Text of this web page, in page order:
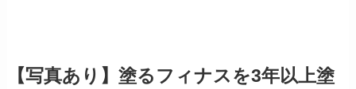
【写真あり】塗るフィナスを3年以上塗